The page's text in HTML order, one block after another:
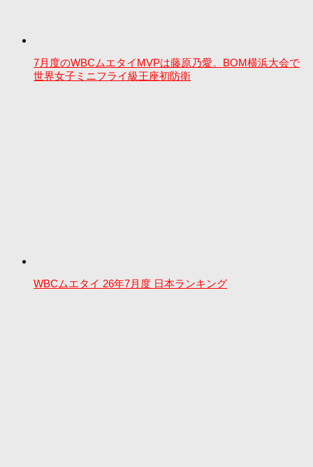
7月度のWBCムエタイMVPは藤原乃愛。BOM横浜大会で
世界女子ミニフライ級王座初防衛
WBCムエタイ 26年7月度 日本ランキング